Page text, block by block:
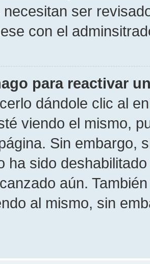
necesitan ser
con el
para reactivar
dándole clic al
viendo el mismo,
Sin embargo,
ha sido
aún.
al mismo, sin